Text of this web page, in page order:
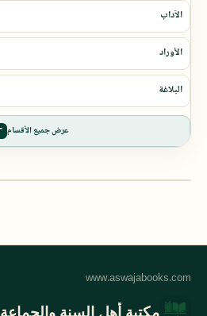
عرض جميع الأقسام
مكتبة أهل السنة والجماعة